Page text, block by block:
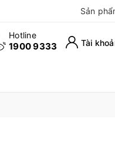
Sản
Hotline
1900 9333 Tài